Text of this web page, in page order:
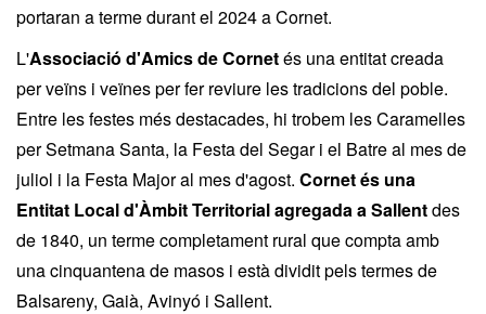
portaran a terme durant el 2024 a Cornet.
L'Associació d'Amics de Cornetés una entitat creada
per veïns i veïnes per fer reviure les tradicions del poble.
Entre les festes més destacades, hi trobem les Caramelles
per Setmana Santa, la Festa del Segar i el Batre al mes de
juliol i la Festa Major al mes d'agost. Cornet és una
Entitat Local d'Àmbit Territorial agregada a Sallentdes
de 1840, un terme completament rural que compta amb
una cinquantena de masos i està dividit pels termes de
Balsareny, Gaià, Avinyó i Sallent.